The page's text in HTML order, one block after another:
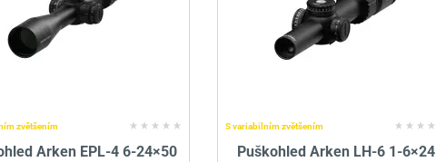
zvětšením
Arken EPL-4 6-24×50
S variabilním zvětšením
Puškohled Arken LH-6 1-6×24